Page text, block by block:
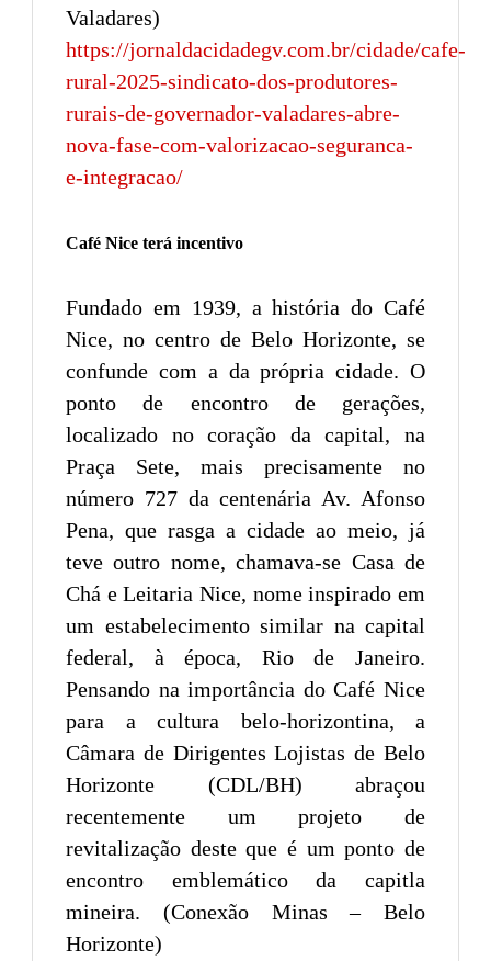
Valadares)
https://jornaldacidadegv.com.br/cidade/cafe-
rural-2025-sindicato-dos-produtores-
rurais-de-governador-valadares-abre-
nova-fase-com-valorizacao-seguranca-
e-integracao/
Café Nice terá incentivo
Fundado em 1939, a história do Café
Nice, no centro de Belo Horizonte, se
confunde com a da própria cidade. O
ponto de encontro de gerações,
localizado no coração da capital, na
Praça Sete, mais precisamente no
número 727 da centenária Av. Afonso
Pena, que rasga a cidade ao meio, já
teve outro nome, chamava-se Casa de
Chá e Leitaria Nice, nome inspirado em
um estabelecimento similar na capital
federal, à época, Rio de Janeiro.
Pensando na importância do Café Nice
para a cultura belo-horizontina, a
Câmara de Dirigentes Lojistas de Belo
Horizonte (CDL/BH) abraçou
recentemente um projeto de
revitalização deste que é um ponto de
encontro emblemático da capitla
mineira. (Conexão Minas – Belo
Horizonte)